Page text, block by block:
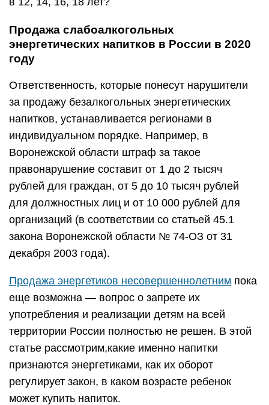
Продажа слабоалкогольных
энергетических напитков в России в 2020
году
Ответственность, которые понесут нарушители
за продажу безалкогольных энергетических
напитков, устанавливается регионами в
индивидуальном порядке. Например, в
Воронежской области штраф за такое
правонарушение составит от 1 до 2 тысяч
рублей для граждан, от 5 до 10 тысяч рублей
для должностных лиц и от 10 000 рублей для
организаций (в соответствии со статьей 45.1
закона Воронежской области № 74-ОЗ от 31
декабря 2003 года).
Продажа энергетиков несовершеннолетним пока
еще возможна — вопрос о запрете их
употребления и реализации детям на всей
территории России полностью не решен. В этой
статье рассмотрим,какие именно напитки
признаются энергетиками, как их оборот
регулирует закон, в каком возрасте ребенок
может купить напиток.